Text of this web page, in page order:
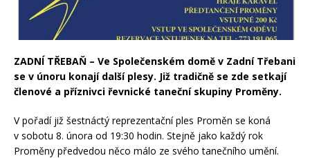
ZADNÍ TŘEBAŇ – Ve Společenském domě v Zadní Třebani
se v únoru konají další plesy. Již tradičně se zde setkají
členové a příznivci řevnické taneční skupiny Proměny.
V pořadí již šestnáctý reprezentační ples Proměn se koná
v sobotu 8. února od 19:30 hodin. Stejně jako každý rok
Proměny předvedou něco málo ze svého tanečního umění.